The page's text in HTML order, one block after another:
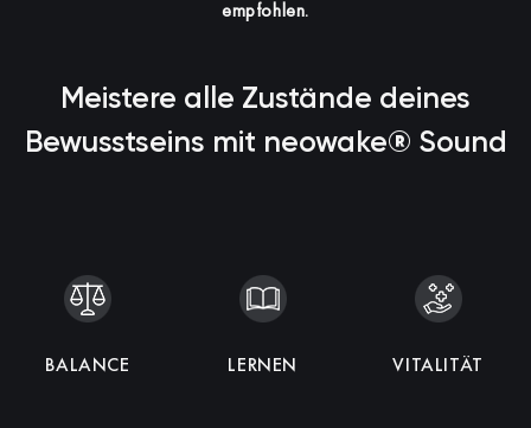
empfohlen.
Meistere alle Zustände deines
Bewusstseins mit neowake® Sound
SCHLAF
BALANCE
KOHÄRENZ ENTSPANNUNG
IMMUNITÄT
LERNEN MEDITATION
INTELLIGENZ
VITALITÄT